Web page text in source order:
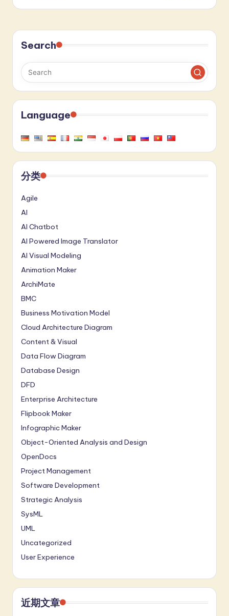
Search
Language
分类
Agile
AI
AI Chatbot
AI Powered Image Translator
AI Visual Modeling
Animation Maker
ArchiMate
BMC
Business Motivation Model
Cloud Architecture Diagram
Content & Visual
Data Flow Diagram
Database Design
DFD
Enterprise Architecture
Flipbook Maker
Infographic Maker
Object-Oriented Analysis and Design
OpenDocs
Project Management
Software Development
Strategic Analysis
SysML
UML
Uncategorized
User Experience
近期文章